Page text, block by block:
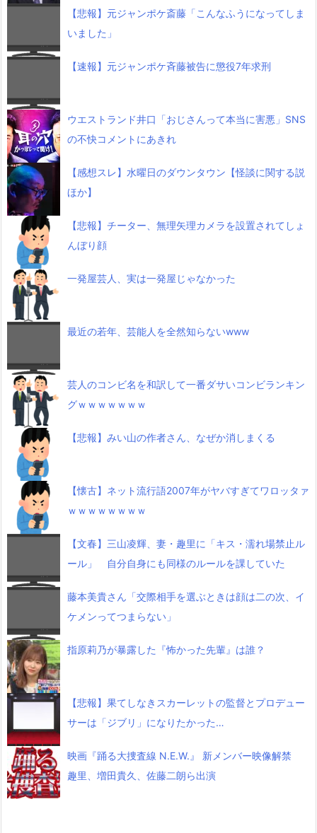
【悲報】元ジャンポケ斎藤「こんなふうになってしま
いました」
【速報】元ジャンポケ斉藤被告に懲役7年求刑
ウエストランド井口「おじさんって本当に害悪」SNS
の不快コメントにあきれ
【感想スレ】水曜日のダウンタウン【怪談に関する説
ほか】
【悲報】チーター、無理矢理カメラを設置されてしょ
んぼり顔
一発屋芸人、実は一発屋じゃなかった
最近の若年、芸能人を全然知らないwww
芸人のコンビ名を和訳して一番ダサいコンビランキン
グｗｗｗｗｗｗｗ
【悲報】みい山の作者さん、なぜか消しまくる
【懐古】ネット流行語2007年がヤバすぎてワロッタァ
ｗｗｗｗｗｗｗｗ
【文春】三山凌輝、妻・趣里に「キス・濡れ場禁止ル
ール」 自分自身にも同様のルールを課していた
藤本美貴さん「交際相手を選ぶときは顔は二の次、イ
ケメンってつまらない」
指原莉乃が暴露した『怖かった先輩』は誰？
【悲報】果てしなきスカーレットの監督とプロデュー
サーは「ジブリ」になりたかった…
映画『踊る大捜査線 N.E.W.』 新メンバー映像解禁
趣里、増田貴久、佐藤二朗ら出演